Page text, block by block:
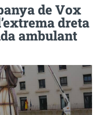
de Vox
dreta
ambulant